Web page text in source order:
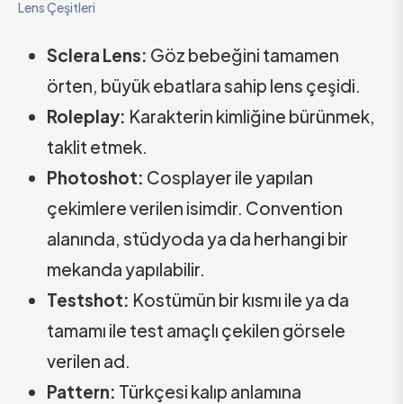
Lens Çeşitleri
Sclera Lens: Göz bebeğini tamamen
örten, büyük ebatlara sahip lens çeşidi.
Roleplay: Karakterin kimliğine bürünmek,
taklit etmek.
Photoshot: Cosplayer ile yapılan
çekimlere verilen isimdir. Convention
alanında, stüdyoda ya da herhangi bir
mekanda yapılabilir.
Testshot: Kostümün bir kısmı ile ya da
tamamı ile test amaçlı çekilen görsele
verilen ad.
Pattern: Türkçesi kalıp anlamına